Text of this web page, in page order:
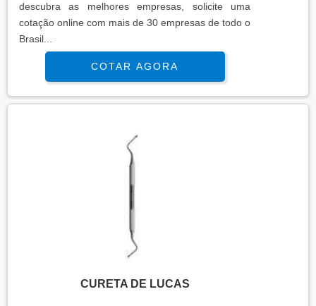
descubra as melhores empresas, solicite uma
cotação online com mais de 30 empresas de todo o
Brasil...
COTAR AGORA
CURETA DE LUCAS